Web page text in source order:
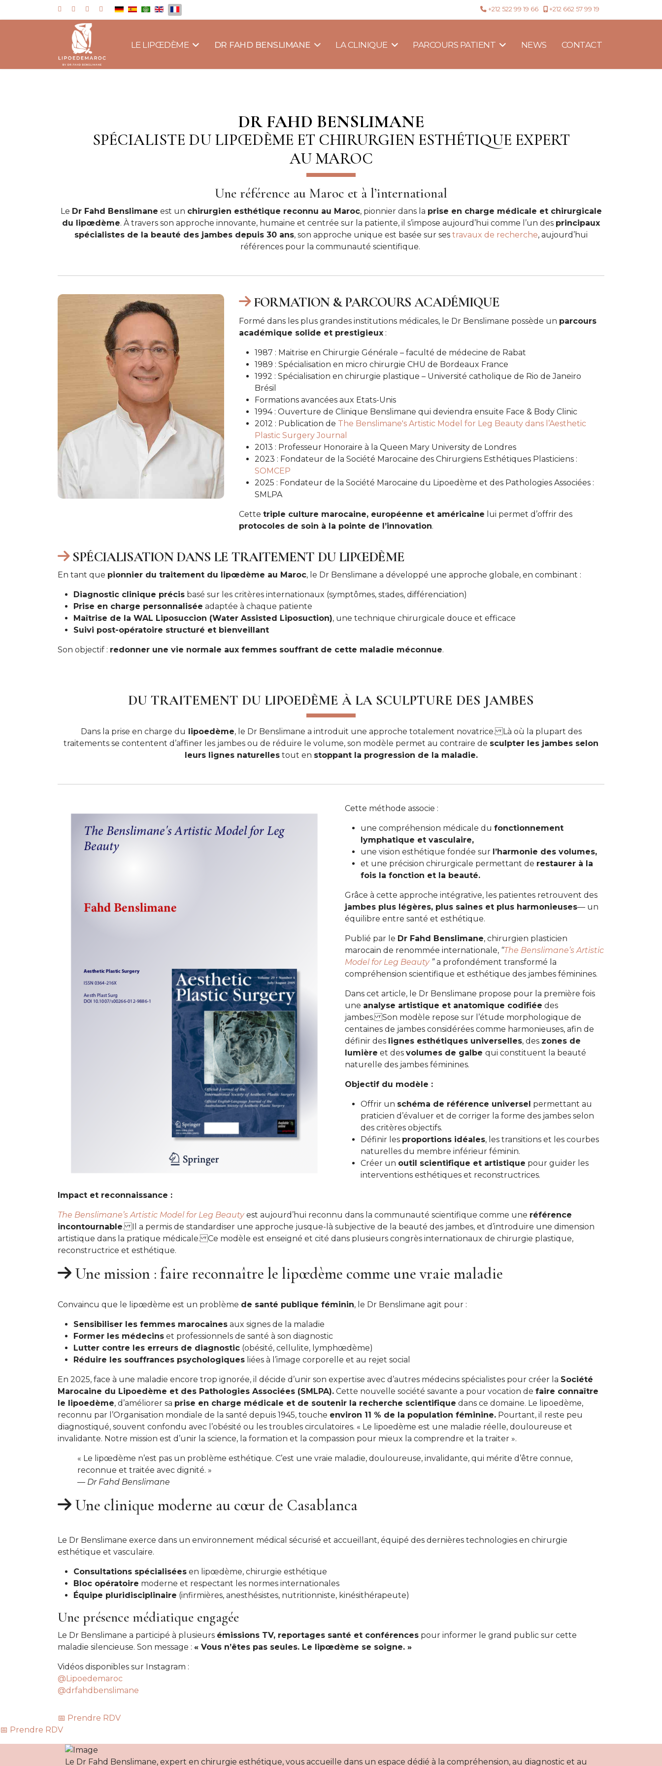
Sélectionnez votre langue +212 522 99 19 66 +212 662 57 99 19
LE LIPŒDÈME DR FAHD BENSLIMANE LA CLINIQUE PARCOURS PATIENT NEWS CONTACT
DR FAHD BENSLIMANE
SPÉCIALISTE DU LIPŒDÈME ET CHIRURGIEN ESTHÉTIQUE EXPERT
AU MAROC
Une référence au Maroc et à l’international
Le Dr Fahd Benslimane est un chirurgien esthétique reconnu au Maroc, pionnier dans la prise en charge médicale et chirurgicale
du lipœdème. À travers son approche innovante, humaine et centrée sur la patiente, il s’impose aujourd’hui comme l’un des principaux
spécialistes de la beauté des jambes depuis 30 ans, son approche unique est basée sur ses travaux de recherche, aujourd’hui
références pour la communauté scientifique.
FORMATION & PARCOURS ACADÉMIQUE
Formé dans les plus grandes institutions médicales, le Dr Benslimane possède un parcours
académique solide et prestigieux :
1987 : Maitrise en Chirurgie Générale – faculté de médecine de Rabat
1989 : Spécialisation en micro chirurgie CHU de Bordeaux France
1992 : Spécialisation en chirurgie plastique – Université catholique de Rio de Janeiro
Brésil
Formations avancées aux Etats-Unis
1994 : Ouverture de Clinique Benslimane qui deviendra ensuite Face & Body Clinic
2012 : Publication de The Benslimane's Artistic Model for Leg Beauty dans l’Aesthetic
Plastic Surgery Journal
2013 : Professeur Honoraire à la Queen Mary University de Londres
2023 : Fondateur de la Société Marocaine des Chirurgiens Esthétiques Plasticiens :
SOMCEP
2025 : Fondateur de la Société Marocaine du Lipoedème et des Pathologies Associées :
SMLPA
Cette triple culture marocaine, européenne et américaine lui permet d’offrir des
protocoles de soin à la pointe de l’innovation.
SPÉCIALISATION DANS LE TRAITEMENT DU LIPŒDÈME
En tant que pionnier du traitement du lipœdème au Maroc, le Dr Benslimane a développé une approche globale, en combinant :
Diagnostic clinique précis basé sur les critères internationaux (symptômes, stades, différenciation)
Prise en charge personnalisée adaptée à chaque patiente
Maîtrise de la WAL Liposuccion (Water Assisted Liposuction), une technique chirurgicale douce et efficace
Suivi post-opératoire structuré et bienveillant
Son objectif : redonner une vie normale aux femmes souffrant de cette maladie méconnue.
DU TRAITEMENT DU LIPOEDÈME À LA SCULPTURE DES JAMBES
Dans la prise en charge du lipoedème, le Dr Benslimane a introduit une approche totalement novatrice. Là où la plupart des
traitements se contentent d’affiner les jambes ou de réduire le volume, son modèle permet au contraire de sculpter les jambes selon
leurs lignes naturellestout en stoppant la progression de la maladie.
Cette méthode associe :
une compréhension médicale du fonctionnement
lymphatique et vasculaire,
une vision esthétique fondée sur l’harmonie des volumes,
et une précision chirurgicale permettant de restaurer à la
fois la fonction et la beauté.
Grâce à cette approche intégrative, les patientes retrouvent des
jambes plus légères, plus saines et plus harmonieuses— un
équilibre entre santé et esthétique.
Publié par le Dr Fahd Benslimane, chirurgien plasticien
marocain de renommée internationale, “The Benslimane’s Artistic
Model for Leg Beauty ”a profondément transformé la
compréhension scientifique et esthétique des jambes féminines.
Dans cet article, le Dr Benslimane propose pour la première fois
une analyse artistique et anatomique codifiée des
jambes. Son modèle repose sur l’étude morphologique de
centaines de jambes considérées comme harmonieuses, afin de
définir des lignes esthétiques universelles, des zones de
lumière et des volumes de galbe qui constituent la beauté
naturelle des jambes féminines.
Objectif du modèle :
Offrir un schéma de référence universel permettant au
praticien d’évaluer et de corriger la forme des jambes selon
des critères objectifs.
Définir les proportions idéales, les transitions et les courbes
naturelles du membre inférieur féminin.
Créer un outil scientifique et artistique pour guider les
interventions esthétiques et reconstructrices.
Impact et reconnaissance :
The Benslimane’s Artistic Model for Leg Beautyest aujourd’hui reconnu dans la communauté scientifique comme une référence
incontournable. Il a permis de standardiser une approche jusque-là subjective de la beauté des jambes, et d’introduire une dimension
artistique dans la pratique médicale. Ce modèle est enseigné et cité dans plusieurs congrès internationaux de chirurgie plastique,
reconstructrice et esthétique.
Une mission : faire reconnaître le lipœdème comme une vraie maladie
Convaincu que le lipœdème est un problème de santé publique féminin, le Dr Benslimane agit pour :
Sensibiliser les femmes marocaines aux signes de la maladie
Former les médecins et professionnels de santé à son diagnostic
Lutter contre les erreurs de diagnostic (obésité, cellulite, lymphœdème)
Réduire les souffrances psychologiques liées à l’image corporelle et au rejet social
En 2025, face à une maladie encore trop ignorée, il décide d’unir son expertise avec d’autres médecins spécialistes pour créer la Société
Marocaine du Lipoedème et des Pathologies Associées (SMLPA). Cette nouvelle société savante a pour vocation de faire connaître
le lipoedème, d’améliorer sa prise en charge médicale et de soutenir la recherche scientifique dans ce domaine. Le lipoedème,
reconnu par l’Organisation mondiale de la santé depuis 1945, touche environ 11 % de la population féminine. Pourtant, il reste peu
diagnostiqué, souvent confondu avec l’obésité ou les troubles circulatoires. « Le lipoedème est une maladie réelle, douloureuse et
invalidante. Notre mission est d’unir la science, la formation et la compassion pour mieux la comprendre et la traiter ».
« Le lipœdème n’est pas un problème esthétique. C’est une vraie maladie, douloureuse, invalidante, qui mérite d’être connue,
reconnue et traitée avec dignité. »
— Dr Fahd Benslimane
Une clinique moderne au cœur de Casablanca
Le Dr Benslimane exerce dans un environnement médical sécurisé et accueillant, équipé des dernières technologies en chirurgie
esthétique et vasculaire.
Consultations spécialisées en lipœdème, chirurgie esthétique
Bloc opératoire moderne et respectant les normes internationales
Équipe pluridisciplinaire (infirmières, anesthésistes, nutritionniste, kinésithérapeute)
Une présence médiatique engagée
Le Dr Benslimane a participé à plusieurs émissions TV, reportages santé et conférences pour informer le grand public sur cette
maladie silencieuse. Son message : « Vous n’êtes pas seules. Le lipœdème se soigne. »
Vidéos disponibles sur Instagram :
@Lipoedemaroc
@drfahdbenslimane
📅 Prendre RDV
📅 Prendre RDV
Le Dr Fahd Benslimane, expert en chirurgie esthétique, vous accueille dans un espace dédié à la compréhension, au diagnostic et au